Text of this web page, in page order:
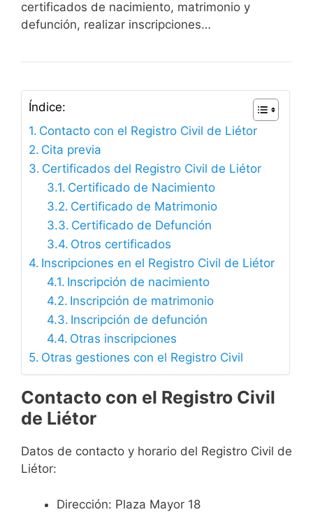
certificados de nacimiento, matrimonio y
defunción, realizar inscripciones…
Índice:
Contacto con el Registro Civil de Liétor
Cita previa
Certificados del Registro Civil de Liétor
Certificado de Nacimiento
Certificado de Matrimonio
Certificado de Defunción
Otros certificados
Inscripciones en el Registro Civil de Liétor
Inscripción de nacimiento
Inscripción de matrimonio
Inscripción de defunción
Otras inscripciones
Otras gestiones con el Registro Civil
Contacto con el Registro Civil
de Liétor
Datos de contacto y horario del Registro Civil de
Liétor:
Dirección: Plaza Mayor 18